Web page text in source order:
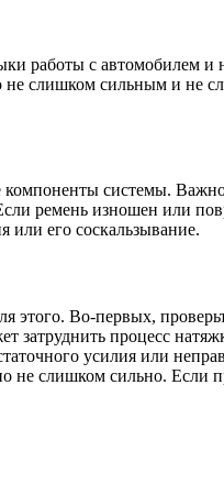
работы с автомобилем
слишком сильным и не
системы.
ремень изношен или
или его соскальзывание.
этого. Во-первых,
процесс
усилия или
слишком сильно. Если